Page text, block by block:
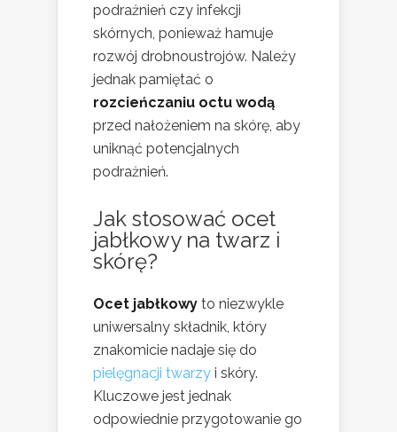
podrażnień czy infekcji
skórnych, ponieważ hamuje
rozwój drobnoustrojów. Należy
jednak pamiętać o
rozcieńczaniu octu wodą
przed nałożeniem na skórę, aby
uniknąć potencjalnych
podrażnień.
Jak stosować ocet
jabłkowy na twarz i
skórę?
Ocet jabłkowy to niezwykle
uniwersalny składnik, który
znakomicie nadaje się do
pielęgnacji twarzy i skóry.
Kluczowe jest jednak
odpowiednie przygotowanie go